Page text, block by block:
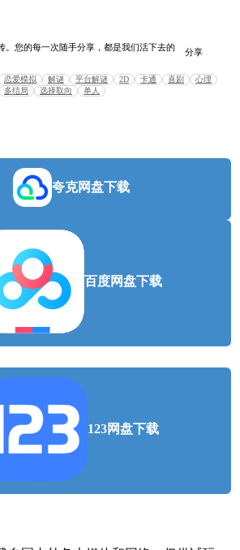
理器和操作系统
10
Graphics 4000 or greater
需要 1 GB 可用空间
理器和操作系统
。您的每一次随手分享，都是我们活下去的
分享
恋爱模拟 解谜 平台解谜 2D 卡通 喜剧
心理
多结局 选择取向 单人
夸克网盘下载
百度网盘下载
123网盘下载